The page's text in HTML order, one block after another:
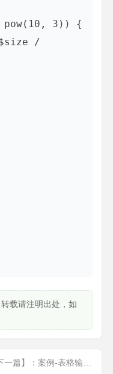
载请注明出处，如